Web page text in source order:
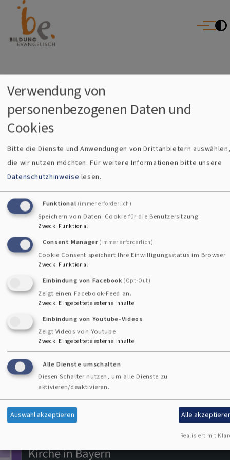
Direkt zum Inhalt
Bildung Evangelisch
Evangelische Erwachsenenbildung im Dekanat Erlangen | Villa
Schwabach
Menü
Breadcrumb
Startseite Veranstaltungen in den Gemeinden
Veranstaltungen in den
Gemeinden
KontaktformularInstagram Facebook YouTube
Kanal
Fußbereichsmenü
Impressum
Cookie-Einstellungen
Newsletter
Datenschutzerklärung
Anmelden
Verwendung von
personenbezogenen Daten und
Cookies
Bitte die Dienste und Anwendungen von Drittanbietern
die wir nutzen möchten.Für weitere Informationen bitte unsere
Datenschutzhinweise lesen.
Funktional (immer erforderlich)
Speichern von Daten: Cookie für die Benutzersitzung
Zweck: Funktional
Consent Manager (immer erforderlich)
Cookie Consent speichert Ihre Einwilligungsstatus im Browser
Zweck: Funktional
Einbindung von Facebook (Opt-Out)
Zeigt einen Facebook-Feed an.
Zweck: Eingebettete externe Inhalte
Einbindung von Youtube-Videos
Zeigt Videos von Youtube
Zweck: Eingebettete externe Inhalte
Alle Dienste umschalten
Diesen Schalter nutzen, um alle Dienste zu
aktivieren/deaktivieren.
Auswahl akzeptieren Alle
Realisiert mit